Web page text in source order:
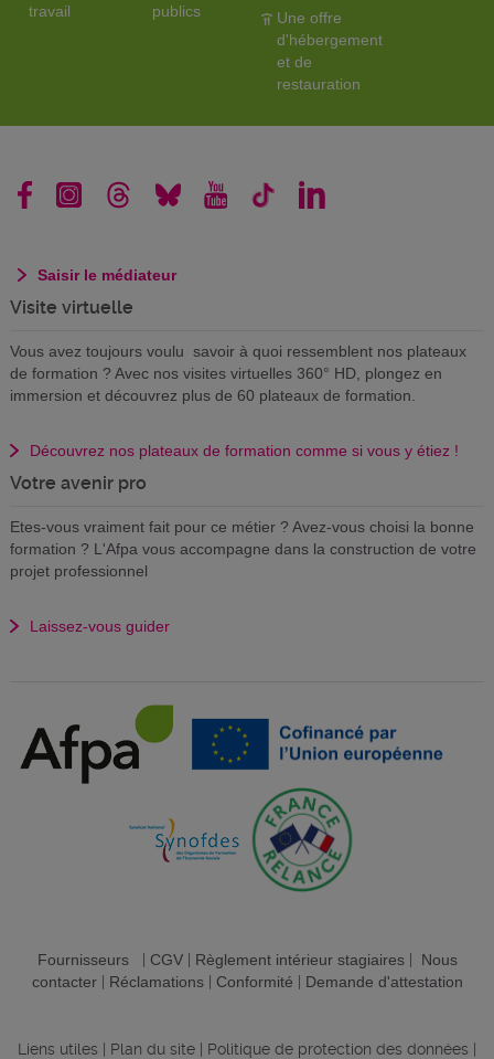
travail
publics
Une offre
d'hébergement
et de
restauration
Saisir le médiateur
Visite virtuelle
Vous avez toujours voulu savoir à quoi ressemblent nos plateaux
de formation ? Avec nos visites virtuelles 360° HD, plongez en
immersion et découvrez plus de 60 plateaux de formation.
Découvrez nos plateaux de formation comme si vous y étiez !
Votre avenir pro
Etes-vous vraiment fait pour ce métier ? Avez-vous choisi la bonne
formation ? L'Afpa vous accompagne dans la construction de votre
projet professionnel
Laissez-vous guider
Fournisseurs| CGV| Règlement intérieur stagiaires| Nous
contacter| Réclamations| Conformité Demande d'attestation
Liens utiles Plan du site Politique de protection des données